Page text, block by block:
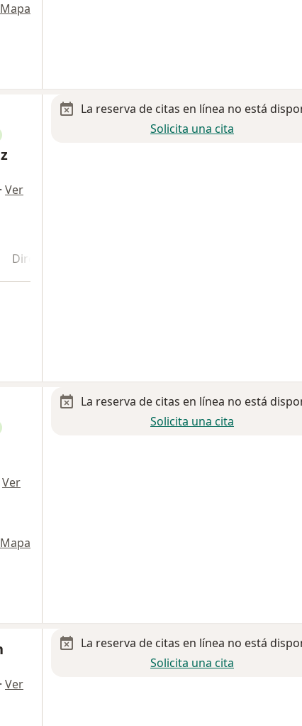
Mapa
· Ver
Dirección 4
La reserva de citas en línea no está
Solicita una cita
Ver
Mapa
La reserva de citas en línea no está
Solicita una cita
· Ver
La reserva de citas en línea no está
Solicita una cita